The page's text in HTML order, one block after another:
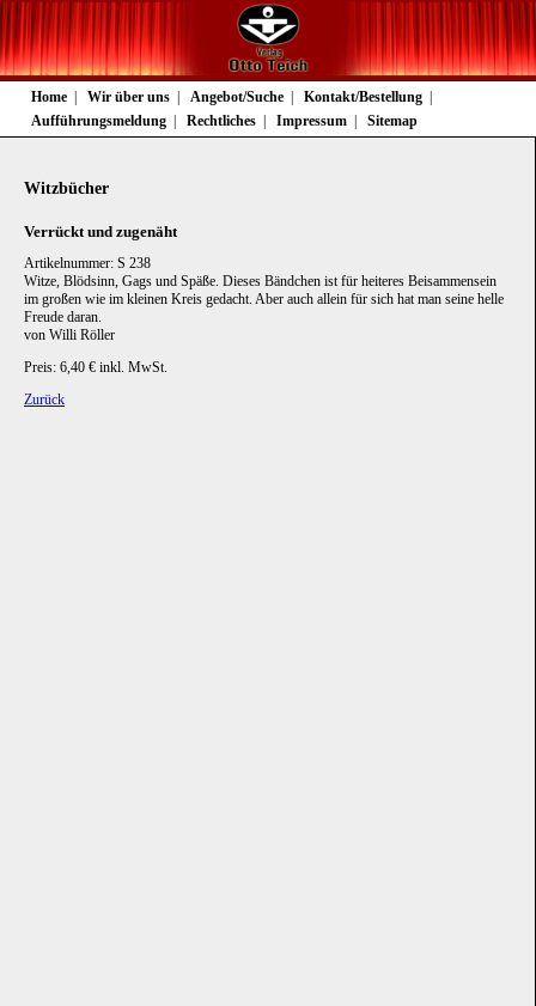
Navigation
überspringen
Home Wir über uns Angebot/Suche
Kontakt/Bestellung
Aufführungsmeldung
Rechtliches Impressum Sitemap
Witzbücher
Verrückt und zugenäht
Artikelnummer: S 238
Witze, Blödsinn, Gags und Späße. Dieses Bändchen ist für heiteres Beisammensein
im großen wie im kleinen Kreis gedacht. Aber auch allein für sich hat man seine helle
Freude daran.
von Willi Röller
Preis: 6,40 € inkl. MwSt.
Zurück